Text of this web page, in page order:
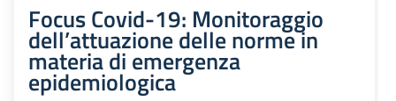
Focus Covid-19: Monitoraggio
dell’attuazione delle norme in
materia di emergenza
epidemiologica